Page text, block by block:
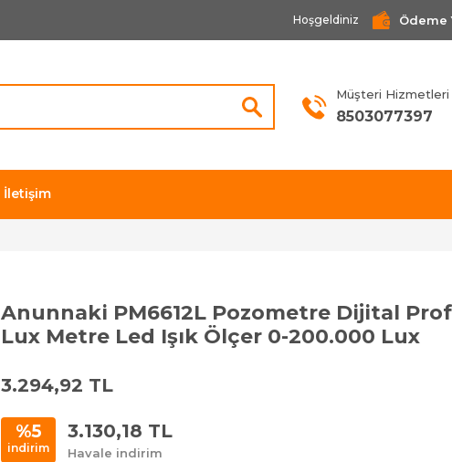
Hoşgeldiniz Ödeme
Müşteri Hizmetleri
8503077397
İletişim
Anunnaki PM6612L Pozometre Dijital
Lux Metre Led Işık Ölçer 0-200.000 Lux
3.294,92 TL
%5
indirim
3.130,18 TL
Havale indirim